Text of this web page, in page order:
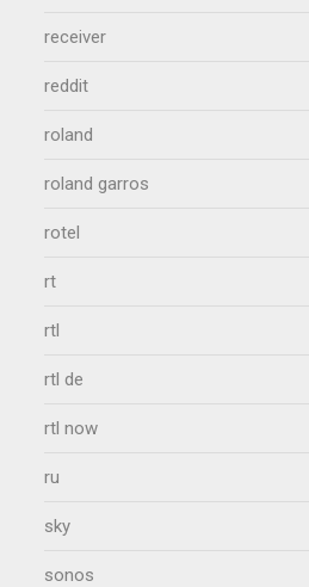
receiver
reddit
roland
roland garros
rotel
rt
rtl
rtl de
rtl now
ru
sky
sonos